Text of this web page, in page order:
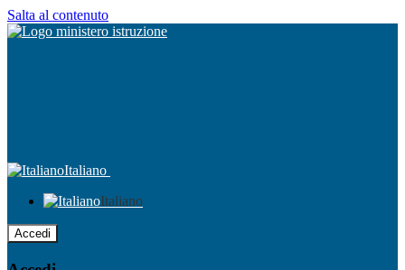
Salta al contenuto
Italiano
Italiano
Accedi